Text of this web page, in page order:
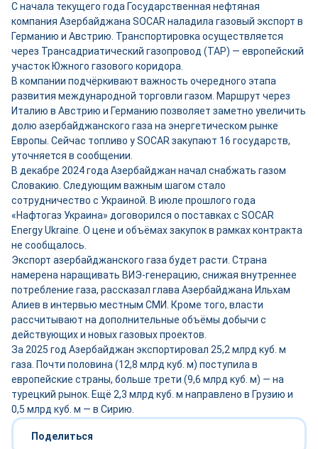
С начала текущего года Государственная нефтяная
компания Азербайджана SOCAR наладила газовый экспорт в
Германию и Австрию. Транспортировка осуществляется
через Трансадриатический газопровод (TAP) — европейский
участок Южного газового коридора.
В компании подчёркивают важность очередного этапа
развития международной торговли газом. Маршрут через
Италию в Австрию и Германию позволяет заметно увеличить
долю азербайджанского газа на энергетическом рынке
Европы. Сейчас топливо у SOCAR закупают 16 государств,
уточняется в сообщении.
В декабре 2024 года Азербайджан начал снабжать газом
Словакию. Следующим важным шагом стало
сотрудничество с Украиной. В июле прошлого года
«Нафтогаз Украина» договорился о поставках с SOCAR
Energy Ukraine. О цене и объёмах закупок в рамках контракта
не сообщалось.
Экспорт азербайджанского газа будет расти. Страна
намерена наращивать ВИЭ-генерацию, снижая внутреннее
потребление газа, рассказал глава Азербайджана Ильхам
Алиев в интервью местным СМИ. Кроме того, власти
рассчитывают на дополнительные объёмы добычи с
действующих и новых газовых проектов.
За 2025 год Азербайджан экспортировал 25,2 млрд куб. м
газа. Почти половина (12,8 млрд куб. м) поступила в
европейские страны, больше трети (9,6 млрд куб. м) — на
турецкий рынок. Ещё 2,3 млрд куб. м направлено в Грузию и
0,5 млрд куб. м — в Сирию.
Поделиться